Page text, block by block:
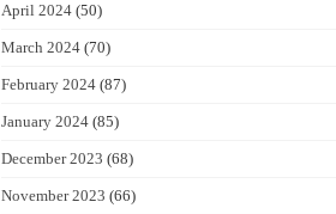
April 2024 (50)
March 2024 (70)
February 2024 (87)
January 2024 (85)
December 2023 (68)
November 2023 (66)